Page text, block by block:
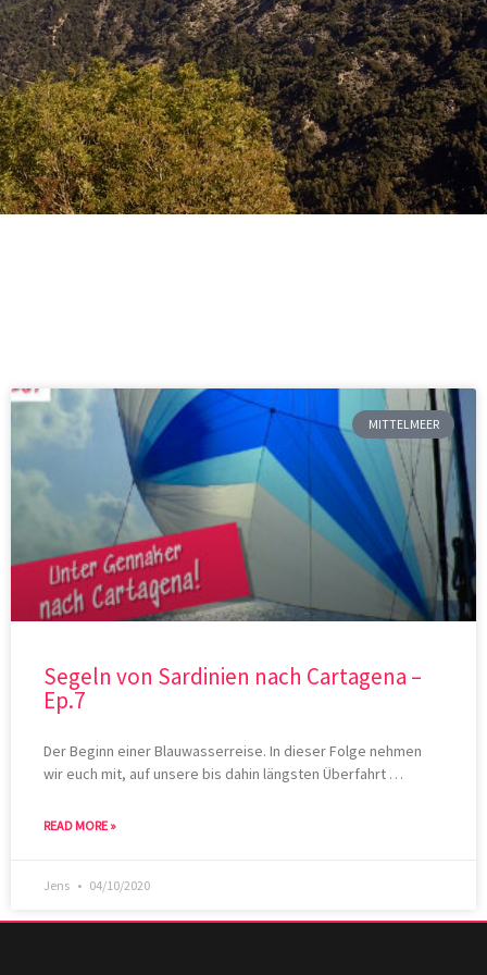
MITTELMEER
Segeln von Sardinien nach Cartagena –
Ep.7
Der Beginn einer Blauwasserreise. In dieser Folge nehmen
wir euch mit, auf unsere bis dahin längsten Überfahrt …
READ MORE »
Jens 04/10/2020